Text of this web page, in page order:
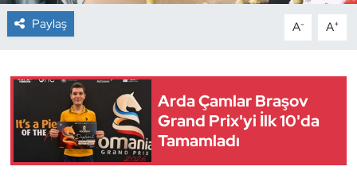
Paylaş A- A+
Arda Çamlar Braşov
Grand Prix'yi İlk 10'da
Tamamladı
Dağcılık
Dövüş Sanatı
E-Spor